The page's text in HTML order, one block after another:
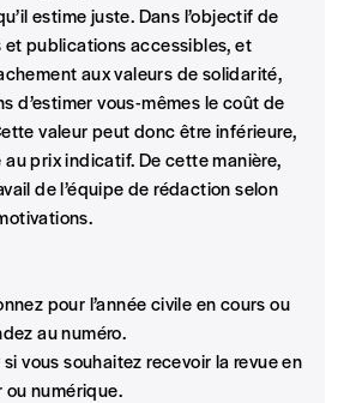
estime juste. Dans l’objectif de
et publications accessibles, et
aux valeurs de solidarité,
d’estimer vous-mêmes le coût de
valeur peut donc être inférieure,
prix indicatif. De cette manière,
de l’équipe de rédaction selon
pour l’année civile en cours ou
au numéro.
vous souhaitez recevoir la revue en
numérique.